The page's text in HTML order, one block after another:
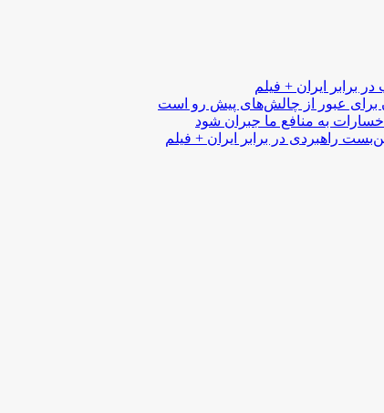
برابر ایران + فیلم
برای عبور از چالش‌های پیش رو است
به منافع ما جبران شود
راهبردی در برابر ایران + فیلم